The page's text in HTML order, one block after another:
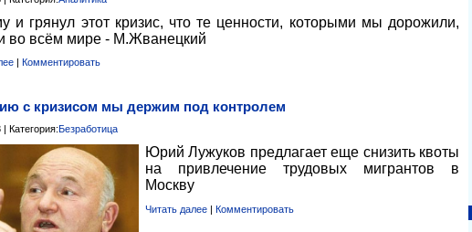
и грянул этот кризис, что те ценности, которыми мы дорожили,
во всём мире - М.Жванецкий
Комментировать
с кризисом мы держим под контролем
Категория: Безработица
Юрий Лужуков предлагает еще снизить квоты
на привлечение трудовых мигрантов в
Москву
Читать далее | Комментировать